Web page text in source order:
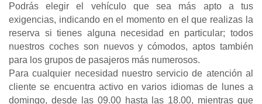
Podrás elegir el vehículo que sea más apto a tus
exigencias, indicando en el momento en el que realizas la
reserva si tienes alguna necesidad en particular; todos
nuestros coches son nuevos y cómodos, aptos también
para los grupos de pasajeros más numerosos.
Para cualquier necesidad nuestro servicio de atención al
cliente se encuentra activo en varios idiomas de lunes a
domingo, desde las 09.00 hasta las 18.00, mientras que